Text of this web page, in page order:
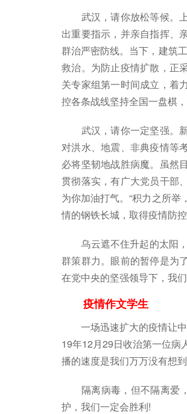
武汉，请你放松等候。上
出重要指示，并亲自指挥、
群治严密防线。当下，建筑
救治。为防止疫情扩散，正
关专家组第一时间成立，着
控各条战线坚持全国一盘棋
武汉，请你一定坚强。新
对洪水、地震、非典疫情等
必将坚韧地战胜病魔。虽然
贯彻落实，有广大党员干部
为你加油打气。“积力之所
情的钢铁长城，取得疫情防
乌云遮不住升起的太阳，
群策群力。眼前的暂停是为
在党中央的坚强领导下，我
疫情作文学生
一场迅速扩大的疫情让中
19年12月29日收治第一位病
播的速度是我们万万没有想
隔离病毒，但不隔离爱，
护，我们一定会胜利!